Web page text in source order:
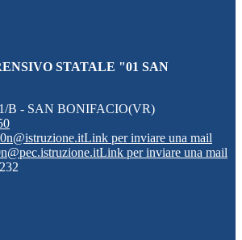
STATALE "01 SAN
B - SAN BONIFACIO(VR)
Link per inviare una mail
Link per inviare una mail